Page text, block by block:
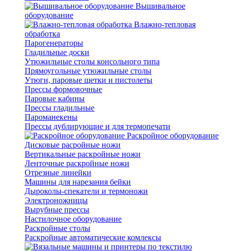
Вышивальное
оборудование
Влажно-тепловая
обработка
Парогенераторы
Гладильные доски
Утюжильные столы консольного типа
Прямоугольные утюжильные столы
Утюги, паровые щетки и пистолеты
Прессы формовочные
Паровые кабины
Прессы гладильные
Пароманекены
Прессы дублирующие и для термопечати
Раскройное оборудование
Дисковые расройные ножи
Вертикальные раскройные ножи
Ленточные раскройные ножи
Отрезные линейки
Машины для нарезания бейки
Дыроколы-спекатели и термоножи
Электроножницы
Вырубные прессы
Настилочное оборудование
Раскройные столы
Раскройные автоматические комлексы